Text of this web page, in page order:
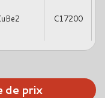
C17200
de prix